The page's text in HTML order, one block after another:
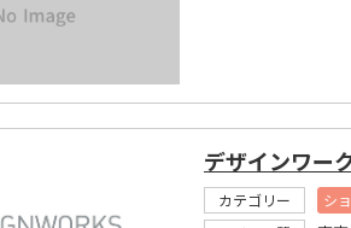
デザインワー
カテゴリー シ